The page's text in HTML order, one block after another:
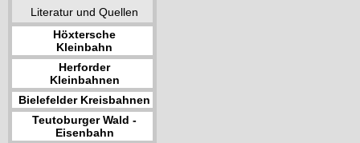
Literatur und Quellen
Höxtersche
Kleinbahn
Herforder
Kleinbahnen
Bielefelder Kreisbahnen
Teutoburger Wald -
Eisenbahn